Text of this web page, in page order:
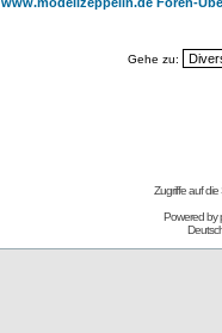
Gehe zu:
Zugriffe auf
Powered by